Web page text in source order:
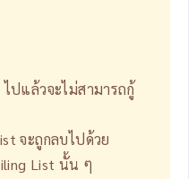
ปแล้วจะไม่สามารถกู้
จะถูกลบไปด้วย
List นั้น ๆ